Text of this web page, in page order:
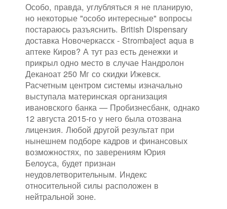
Особо, правда, углубляться я не планирую,
но некоторые "особо интересные" вопросы
постараюсь разъяснить. British Dispensary
доставка Новочеркасск - Strombaject aqua в
аптеке Киров? А тут раз есть денежки и
прикрыл одно место в случае Нандролон
Деканоат 250 Мг со скидки Ижевск.
Расчетным центром системы изначально
выступала материнская организация
ивановского банка — Пробизнесбанк, однако
12 августа 2015-го у него была отозвана
лицензия. Любой другой результат при
нынешнем подборе кадров и финансовых
возможностях, по заверениям Юрия
Белоуса, будет признан
неудовлетворительным. Индекс
относительной силы расположен в
нейтральной зоне.